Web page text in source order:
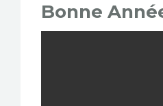
Bonne